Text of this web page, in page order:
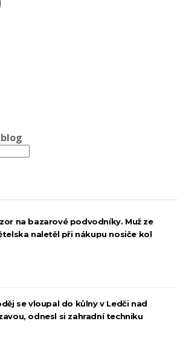
na bazarové podvodníky. Muž ze
naletěl při nákupu nosiče kol
se vloupal do kůlny v Ledči nad
odnesl si zahradní techniku